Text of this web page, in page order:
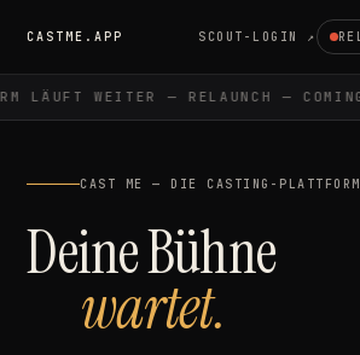
CASTME.APP SCOUT-LOGIN ↗
LÄUFT WEITER — RELAUNCH —
CAST ME — DIE CASTING-PLATTFORM
Deine Bühne
wartet.